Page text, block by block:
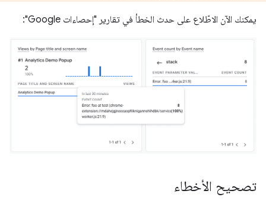
يمكنك الآن الاطّلاع على حدث الخطأ في تقارير "إحصاءات Google":
تصحيح الأخطاء